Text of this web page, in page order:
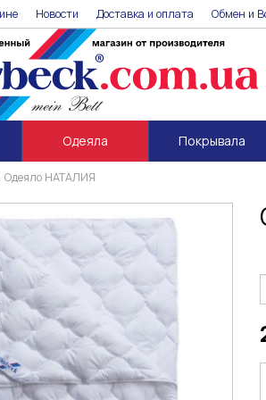
Новости Доставка и оплата Обмен и
Одеяла Покрывала
Одеяло НАТАЛИЯ